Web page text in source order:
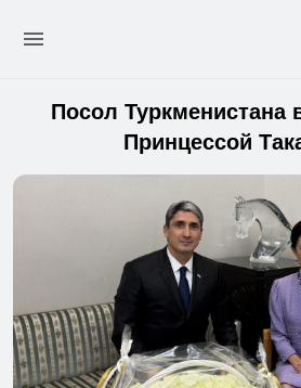
Посол Туркменистана
Принцессой